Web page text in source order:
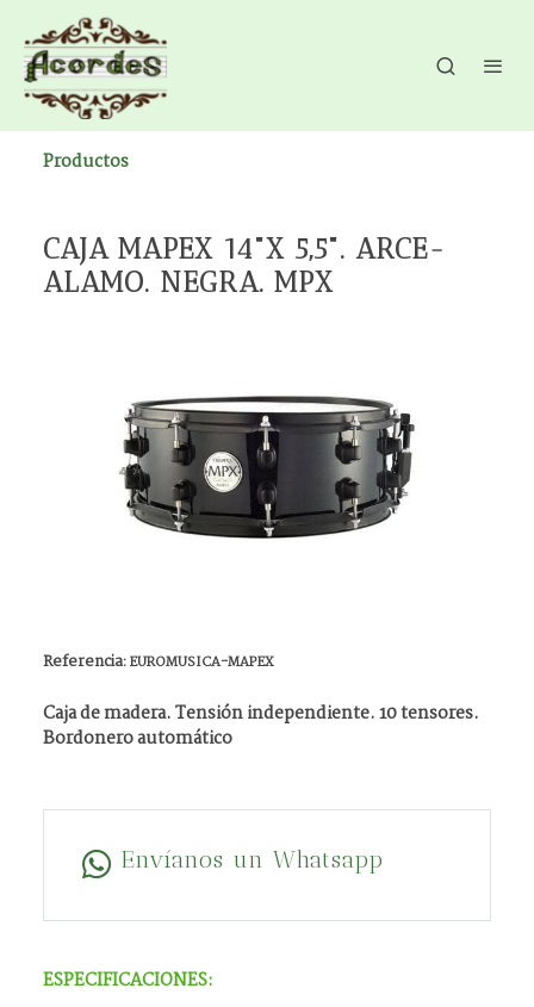
Productos
CAJA MAPEX 14"X 5,5". ARCE-
ALAMO. NEGRA. MPX
Referencia:EUROMUSICA-MAPEX
Caja de madera. Tensión independiente. 10 tensores.
Bordonero automático
Envíanos un Whatsapp
ESPECIFICACIONES: